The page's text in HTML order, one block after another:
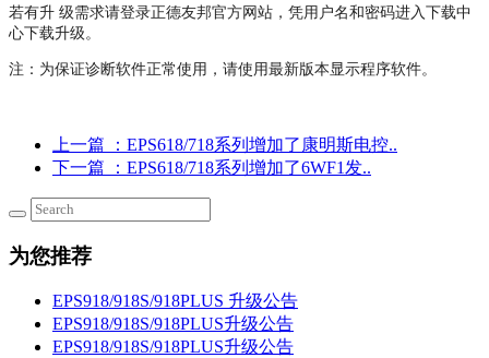
若有升 级需求请登录正德友邦官方网站，凭用户名和密码进入下载中
心下载升级。
注：为保证诊断软件正常使用，请使用最新版本显示程序软件。
上一篇
：EPS618/718系列增加了康明斯电控..
下一篇
：EPS618/718系列增加了6WF1发..
为您推荐
EPS918/918S/918PLUS 升级公告
EPS918/918S/918PLUS升级公告
EPS918/918S/918PLUS升级公告